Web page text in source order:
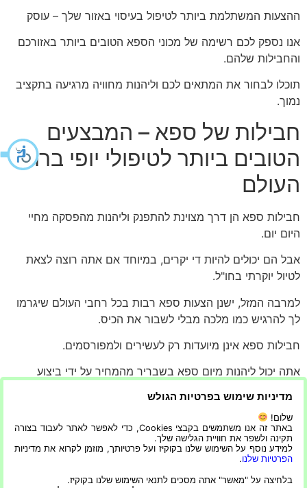
ההצעות המשתלמת ביותר לטיפול בעיסוי באזור שלך – עוסק
אנו נספק לכם רשימה של מכוני הספא הטובים ביותר באזורכם
והחבילות שלהם.
תוכלו לבחור את המתאים לכם וליהנות מחוויה מרגיעה בתקציב
נמוך.
חבילות של ספא – המבצעים
הטובים ביותר לטיפולי יופי ברחבי
העולם
חבילות ספא הן דרך מצוינת להתפנק וליהנות מהפסקה מחיי
היום יום.
אבל הם יכולים להיות די יקרים, במיוחד אם אתה רוצה לצאת
לטיול יוקרתי בחו"ל.
למרבה המזל, ישנן הצעות ספא רבות בכל רחבי העולם שיגרמו
לך להרגיש כמו מלכה מבלי לשבור את הכיס.
חבילות ספא אינן מיועדות רק לעשירים ולמפורסמים.
אתה יכול ליהנות מיום ספא בשבריר מהמחיר על ידי ביצוע
כיצד להשיג עסקה מצוינת בספא המועדף עליך.
מדיניות שימוש בפרטיות הגולש
שלום!
באתר זה אנו משתמשים בקבצי Cookies, כדי לאפשר לאתר לעבוד בצורה
תקינה ולשפר את חוויית הגלישה שלך.
למידע נוסף על השימוש שלנו בקוקיז ועל פרטיותך, מוזמן לקרוא את מדיניות
הפרטיות שלנו.
בלחיצה על "מאשר" אתה מסכים לתנאי השימוש שלנו בקוקיז.